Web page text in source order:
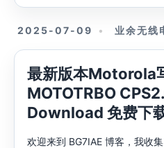
2025-07-09 业余无线
最新版本Motorola
MOTOTRBO
Download 免费下
欢迎来到 BG7IAE 博客，我收